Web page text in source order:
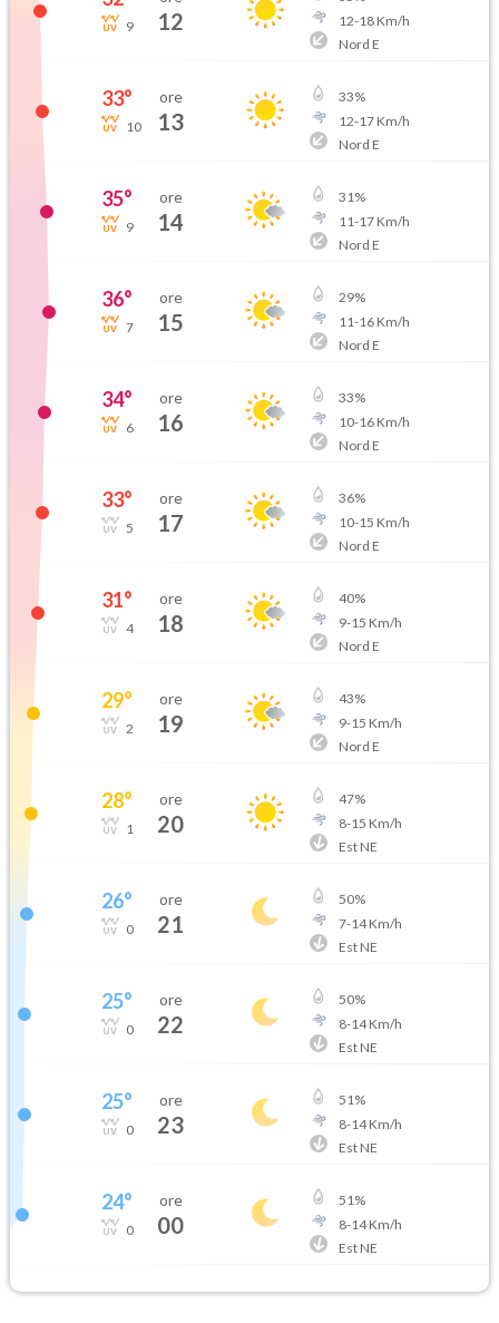
9 12
12-18Km/h
Nord E
33°
10
ore
13
33%
12-17Km/h
Nord E
35°
9
ore
14
31%
11-17Km/h
Nord E
36°
7
ore
15
29%
11-16Km/h
Nord E
34°
6
ore
16
33%
10-16Km/h
Nord E
33°
5
ore
17
36%
10-15 Km/h
Nord E
31°
4
ore
18
40%
9-15 Km/h
Nord E
29°
2
ore
19
43%
9-15 Km/h
Nord E
28°
1
ore
20
47%
8-15 Km/h
Est NE
26°
0
ore
21
50%
7-14Km/h
Est NE
25°
0
ore
22
50%
8-14Km/h
Est NE
25°
0
ore
23
51%
8-14Km/h
Est NE
24°
0
ore
00
51%
8-14Km/h
Est NE